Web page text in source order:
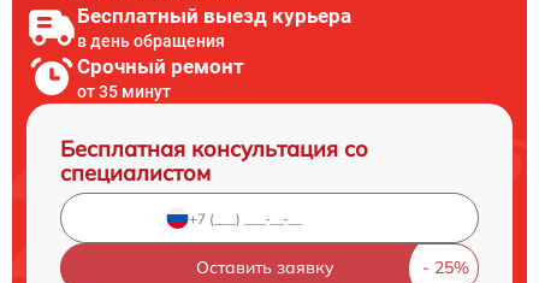
Бесплатный выезд курьера
в день обращения
Срочный ремонт
от 35 минут
Бесплатная консультация со
специалистом
Оставить заявку